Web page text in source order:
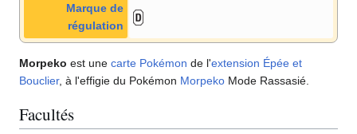
Marque de
régulation
Morpeko est une carte Pokémon de l'extension Épée et
Bouclier, à l'effigie du Pokémon Morpeko Mode Rassasié.
Facultés